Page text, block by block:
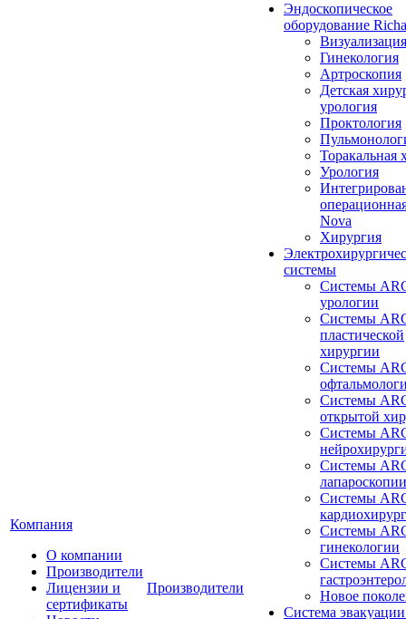
Компания
О компании
Производители
Лицензии и
сертификаты
Производители
Эндоскопическое
оборудование
Визуализация
Гинекология
Артроскопия
Детская
урология
Проктология
Торакальная
Урология
Nova
Хирургия
системы
Системы
урологии
Системы
пластической
хирургии
Системы
Системы
открытой
Системы
Системы
лапароскопии
Системы
Системы
гинекологии
Системы
Новое
Система